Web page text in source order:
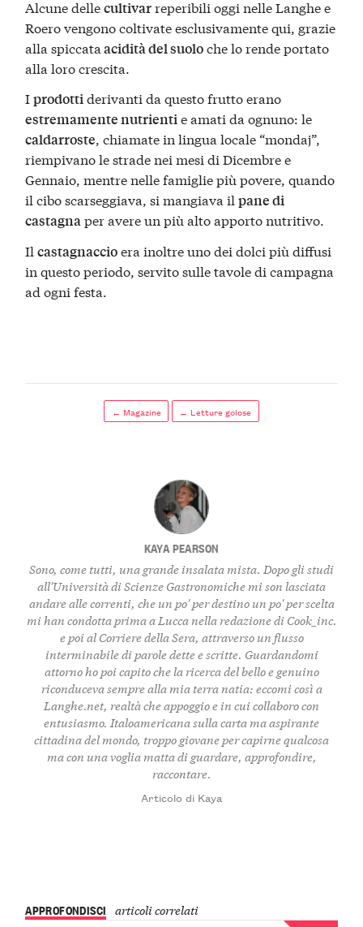
Alcune dellecultivarreperibili oggi nelle Langhe e
Roero vengono coltivate esclusivamente qui, grazie
alla spiccata acidità del suoloche lo rende portato
alla loro crescita.
Iprodottiderivanti da questo frutto erano
estremamente nutrientie amati da ognuno: le
caldarroste, chiamate in lingua locale “mondaj”,
riempivano le strade nei mesi di Dicembre e
Gennaio, mentre nelle famiglie più povere, quando
il cibo scarseggiava, si mangiava ilpane di
castagnaper avere un più alto apporto nutritivo.
Ilcastagnaccioera inoltre uno dei dolci più diffusi
in questo periodo, servito sulle tavole di campagna
ad ogni festa.
← Magazine ← Letture golose
KAYA PEARSON
Sono, come tutti, una grande insalata mista. Dopo gli studi
all'Università di Scienze Gastronomiche mi son lasciata
andare alle correnti, che un po' per destino un po' per scelta
mi han condotta prima a Lucca nella redazione di Cook_inc.
e poi al Corriere della Sera, attraverso un flusso
interminabile di parole dette e scritte. Guardandomi
attorno ho poi capito che la ricerca del bello e genuino
riconduceva sempre alla mia terra natia: eccomi così a
Langhe.net, realtà che appoggio e in cui collaboro con
entusiasmo. Italoamericana sulla carta ma aspirante
cittadina del mondo, troppo giovane per capirne qualcosa
ma con una voglia matta di guardare, approfondire,
raccontare.
Articolo di Kaya
APPROFONDISCI articoli correlati